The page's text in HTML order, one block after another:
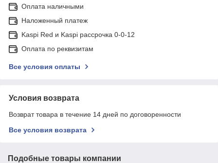
Оплата наличными
Наложенный платеж
Kaspi Red и Kaspi рассрочка 0-0-12
Оплата по реквизитам
Все условия оплаты
Условия возврата
Возврат товара в течение 14 дней по договоренности
Все условия возврата
Подобные товары компании